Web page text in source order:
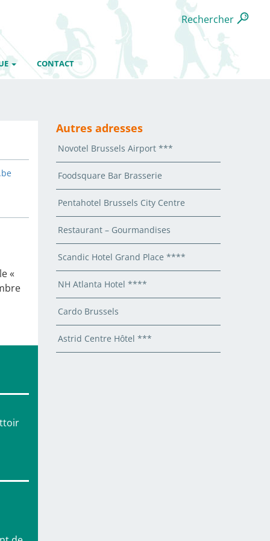
Rechercher
CONTACT
«
Autres adresses
Novotel Brussels Airport ***
Foodsquare Bar Brasserie
Pentahotel Brussels City Centre
Restaurant – Gourmandises
Scandic Hotel Grand Place ****
NH Atlanta Hotel ****
Cardo Brussels
Astrid Centre Hôtel ***